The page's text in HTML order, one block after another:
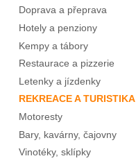
Doprava a přeprava
Hotely a penziony
Kempy a tábory
Restaurace a pizzerie
Letenky a jízdenky
REKREACE A TURISTIKA
Motoresty
Bary, kavárny, čajovny
Vinotéky, sklípky